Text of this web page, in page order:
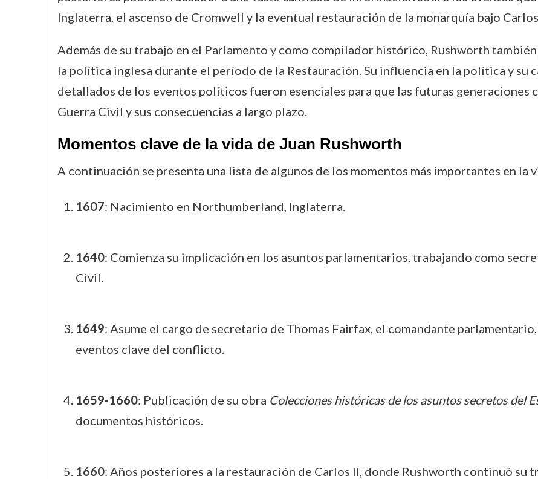
Inglaterra, el ascenso de Cromwell y la eventual restauración de la monarquía bajo
Además de su trabajo en el Parlamento y como compilador histórico, Rushworth
la política inglesa durante el período de la Restauración. Su influencia en la política y su
detallados de los eventos políticos fueron esenciales para que las futuras generaciones
Guerra Civil y sus consecuencias a largo plazo.
Momentos clave de la vida de Juan Rushworth
A continuación se presenta una lista de algunos de los momentos más importantes en la
1607: Nacimiento en Northumberland, Inglaterra.
1640: Comienza su implicación en los asuntos parlamentarios, trabajando como
Civil.
1649: Asume el cargo de secretario de Thomas Fairfax, el comandante
eventos clave del conflicto.
1659-1660: Publicación de su obra Colecciones históricas de los asuntos secretos del
documentos históricos.
1660: Años posteriores a la restauración de Carlos II, donde Rushworth continuó su